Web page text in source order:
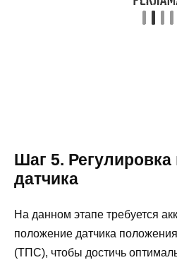
Шаг 5.
датчика
На данном этапе требуется
положение датчика
(ТПС), чтобы достичь